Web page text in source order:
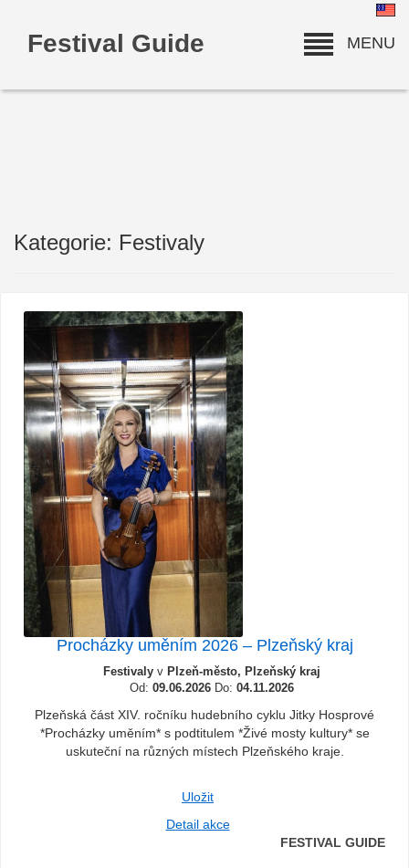
Festival Guide MENU
deneme bonusu
Kategorie: Festivaly
Procházky uměním 2026 – Plzeňský kraj
Festivalyv Plzeň-město, Plzeňský kraj
Od: 09.06.2026Do: 04.11.2026
Plzeňská část XIV. ročníku hudebního cyklu Jitky Hosprové
*Procházky uměním* s podtitulem *Živé mosty kultury* se
uskuteční na různých místech Plzeňského kraje.
Uložit
Detail akce
FESTIVAL GUIDE